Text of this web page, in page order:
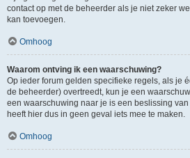
contact op met de beheerder als je niet zeker
kan toevoegen.
Omhoog
Waarom ontving ik een waarschuwing?
Op ieder forum gelden specifieke regels, als je
de beheerder) overtreedt, kun je een
een waarschuwing naar je is een beslissing
heeft hier dus in geen geval iets mee te maken.
Omhoog